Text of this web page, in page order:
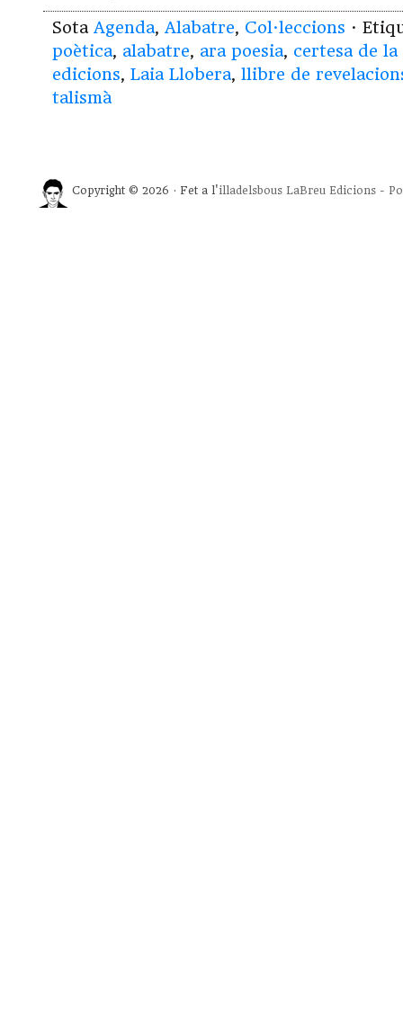
Sota Agenda, Alabatre, Col·leccions ·
poètica, alabatre, ara poesia, certesa de
edicions, Laia Llobera, llibre de
talismà
Copyright © 2026 · Fet a l'illadelsbous LaBreu Edicions -